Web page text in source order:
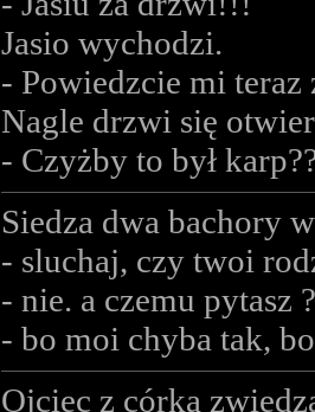
Jasio wychodzi.
- Powiedzcie mi teraz
Nagle drzwi się
- Czyżby to był
Siedza dwa bachory
- sluchaj, czy twoi
- nie. a czemu pytasz ?
- bo moi chyba tak,
Ojciec z córka